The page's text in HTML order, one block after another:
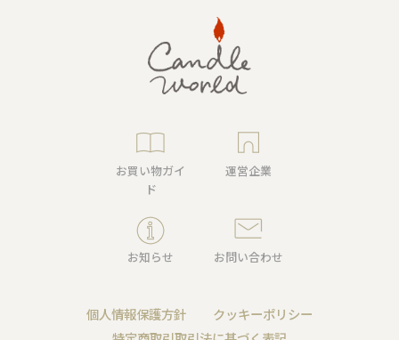
お買い物ガイ
ド
運営企業
お知らせ お問い合わせ
個人情報保護方針
クッキーポリシー